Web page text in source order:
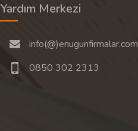
Yardım Merkezi
info(@)enugunfirmalar.com
0850 302 2313